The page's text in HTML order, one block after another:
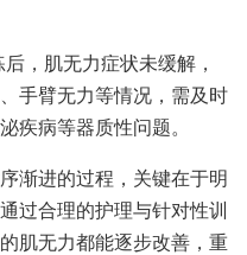
，肌无力症状未缓解，
手臂无力等情况，需及时
疾病等器质性问题。
渐进的过程，关键在于明
过合理的护理与针对性训
肌无力都能逐步改善，重